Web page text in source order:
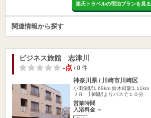
楽天トラベルの宿泊プランを見る
関連情報から探す
ビジネス旅館 志津川
-点/ 0 件
神奈川県 / 川崎市川崎区
小田栄駅1.69km 鈴木町駅1.11km
ＪＲ 川崎駅よりバスで１０分
営業時間
入浴料金 ～